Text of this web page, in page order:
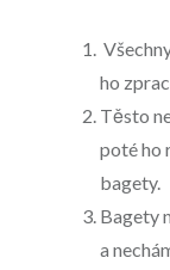
ho
Těsto
poté ho
bagety.
Bagety
a